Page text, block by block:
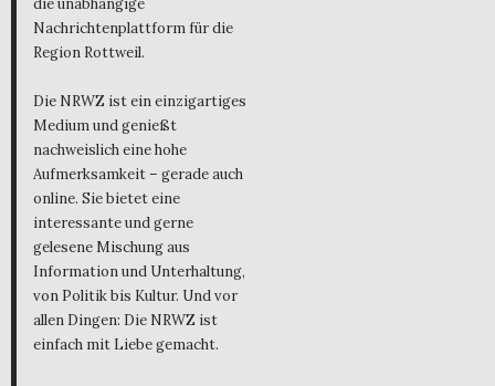
Nachrichtenplattform für die
Region Rottweil.
Die NRWZ ist ein einzigartiges
Medium und genießt
nachweislich eine hohe
Aufmerksamkeit – gerade auch
online. Sie bietet eine
interessante und gerne
gelesene Mischung aus
Information und Unterhaltung,
von Politik bis Kultur. Und vor
allen Dingen: Die NRWZ ist
einfach mit Liebe gemacht.